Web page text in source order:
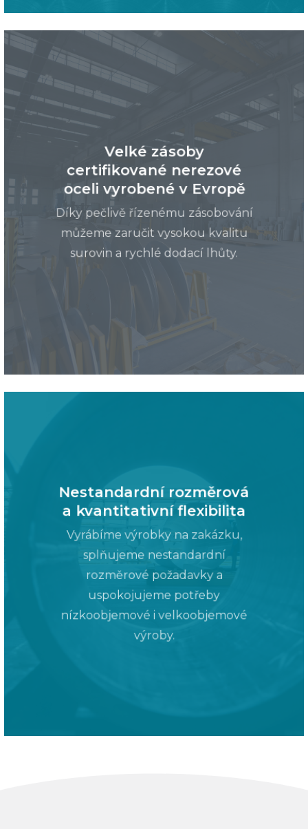
Velké zásoby
certifikované nerezové
oceli vyrobené v Evropě
Díky pečlivě řízenému zásobování
můžeme zaručit vysokou kvalitu
surovin a rychlé dodací lhůty.
Nestandardní rozměrová
a kvantitativní flexibilita
Vyrábíme výrobky na zakázku,
splňujeme nestandardní
rozměrové požadavky a
uspokojujeme potřeby
nízkoobjemové i velkoobjemové
výroby.